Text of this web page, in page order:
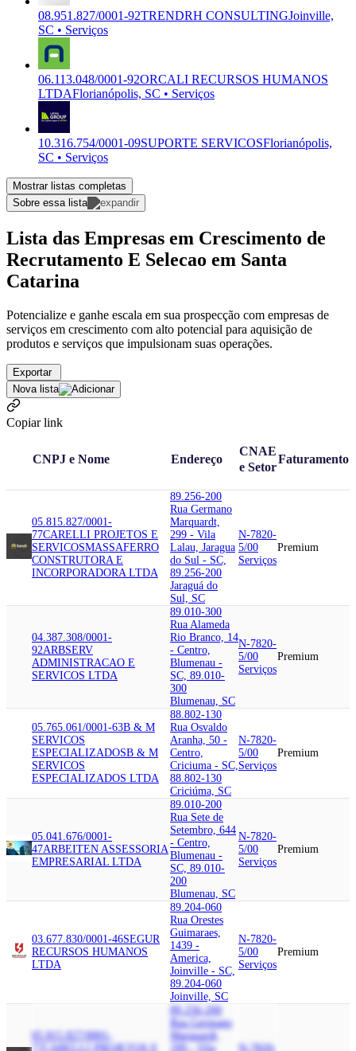
08.951.827/0001-92TRENDRH CONSULTINGJoinville,
SC • Serviços
06.113.048/0001-92ORCALI RECURSOS HUMANOS
LTDAFlorianópolis, SC • Serviços
10.316.754/0001-09SUPORTE SERVICOSFlorianópolis,
SC • Serviços
Mostrar listas completas
Sobre essa lista
Lista das Empresas em Crescimento de
Recrutamento E Selecao em Santa
Catarina
Potencialize e ganhe escala em sua prospecção com empresas de
serviços em crescimento com alto potencial para aquisição de
produtos e serviços que impulsionam suas operações.
Exportar
Nova lista
Copiar link
CNPJ e Nome Endereço
CNAE
e Setor
Faturamento
05.815.827/0001-
77CARELLI PROJETOS E
SERVICOSMASSAFERRO
CONSTRUTORA E
INCORPORADORA LTDA
89.256-200
Rua Germano
Marquardt,
299 - Vila
Lalau, Jaragua
do Sul - SC,
89.256-200
Jaraguá do
Sul, SC
N-7820-
5/00
Serviços
Premium
04.387.308/0001-
92ARBSERV
ADMINISTRACAO E
SERVICOS LTDA
89.010-300
Rua Alameda
Rio Branco, 14
- Centro,
Blumenau -
SC, 89.010-
300
Blumenau, SC
N-7820-
5/00
Serviços
Premium
05.765.061/0001-63B & M
SERVICOS
ESPECIALIZADOSB & M
SERVICOS
ESPECIALIZADOS LTDA
88.802-130
Rua Osvaldo
Aranha, 50 -
Centro,
Criciuma - SC,
88.802-130
Criciúma, SC
N-7820-
5/00
Serviços
Premium
05.041.676/0001-
47ARBEITEN ASSESSORIA
EMPRESARIAL LTDA
89.010-200
Rua Sete de
Setembro, 644
- Centro,
Blumenau -
SC, 89.010-
200
Blumenau, SC
N-7820-
5/00
Serviços
Premium
03.677.830/0001-46SEGUR
RECURSOS HUMANOS
LTDA
89.204-060
Rua Orestes
Guimaraes,
1439 -
America,
Joinville - SC,
89.204-060
Joinville, SC
N-7820-
5/00
Serviços
Premium
05.815.827/0001-
CARELLI PROJETOS E
89.256-200
Rua Germano
Marquardt,
299 - Vila
N-7820-